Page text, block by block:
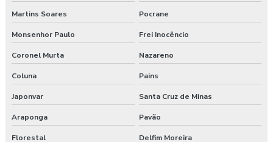
Martins Soares Pocrane
Monsenhor Paulo Frei Inocêncio
Coronel Murta Nazareno
Coluna Pains
Japonvar Santa Cruz de Minas
Araponga Pavão
Florestal Delfim Moreira